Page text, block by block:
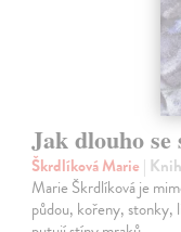
Jak dlouho
Škrdlíková Marie |
Marie Škrdlíková je
půdou, kořeny, stonky,